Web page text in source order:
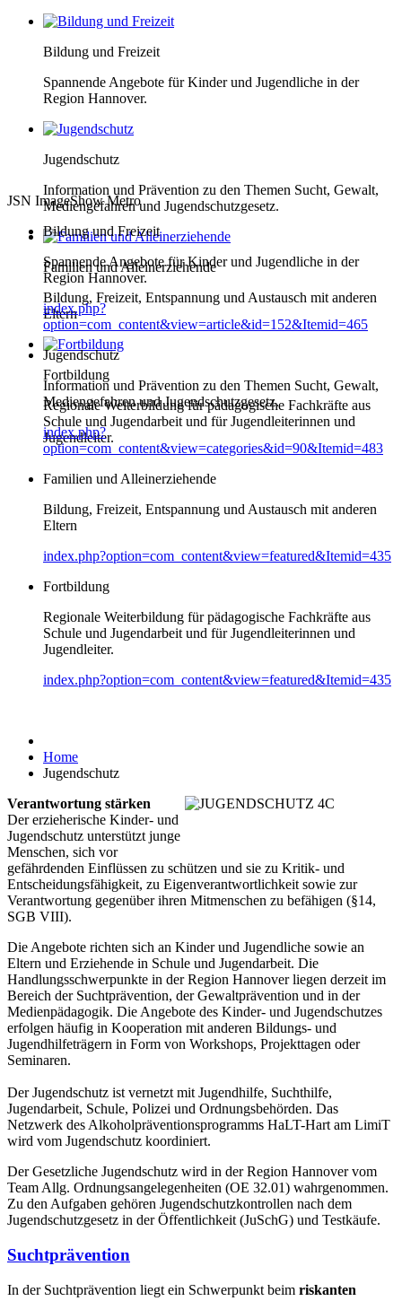
Bildung und Freizeit
Spannende Angebote für Kinder und Jugendliche in der
Region Hannover.
Jugendschutz
Information und Prävention zu den Themen Sucht, Gewalt,
Mediengefahren und Jugendschutzgesetz.
Familien und Alleinerziehende
Bildung, Freizeit, Entspannung und Austausch mit anderen
Eltern
Fortbildung
Regionale Weiterbildung für pädagogische Fachkräfte aus
Schule und Jugendarbeit und für Jugendleiterinnen und
Jugendleiter.
JSN ImageShow Metro
Bildung und Freizeit
Spannende Angebote für Kinder und Jugendliche in der
Region Hannover.
index.php?
option=com_content&view=article&id=152&Itemid=465
Jugendschutz
Information und Prävention zu den Themen Sucht, Gewalt,
Mediengefahren und Jugendschutzgesetz.
index.php?
option=com_content&view=categories&id=90&Itemid=483
Familien und Alleinerziehende
Bildung, Freizeit, Entspannung und Austausch mit anderen
Eltern
index.php?option=com_content&view=featured&Itemid=435
Fortbildung
Regionale Weiterbildung für pädagogische Fachkräfte aus
Schule und Jugendarbeit und für Jugendleiterinnen und
Jugendleiter.
index.php?option=com_content&view=featured&Itemid=435
Home
Jugendschutz
Verantwortung stärken
Der erzieherische Kinder- und
Jugendschutz unterstützt junge
Menschen, sich vor
gefährdenden Einflüssen zu schützen und sie zu Kritik- und
Entscheidungsfähigkeit, zu Eigenverantwortlichkeit sowie zur
Verantwortung gegenüber ihren Mitmenschen zu befähigen (§14,
SGB VIII).
Die Angebote richten sich an Kinder und Jugendliche sowie an
Eltern und Erziehende in Schule und Jugendarbeit. Die
Handlungsschwerpunkte in der Region Hannover liegen derzeit im
Bereich der Suchtprävention, der Gewaltprävention und in der
Medienpädagogik. Die Angebote des Kinder- und Jugendschutzes
erfolgen häufig in Kooperation mit anderen Bildungs- und
Jugendhilfeträgern in Form von Workshops, Projekttagen oder
Seminaren.
Der Jugendschutz ist vernetzt mit Jugendhilfe, Suchthilfe,
Jugendarbeit, Schule, Polizei und Ordnungsbehörden. Das
Netzwerk des Alkoholpräventionsprogramms HaLT-Hart am LimiT
wird vom Jugendschutz koordiniert.
Der Gesetzliche Jugendschutz wird in der Region Hannover vom
Team Allg. Ordnungsangelegenheiten (OE 32.01) wahrgenommen.
Zu den Aufgaben gehören Jugendschutzkontrollen nach dem
Jugendschutzgesetz in der Öffentlichkeit (JuSchG) und Testkäufe.
Suchtprävention
In der Suchtprävention liegt ein Schwerpunkt beim riskanten